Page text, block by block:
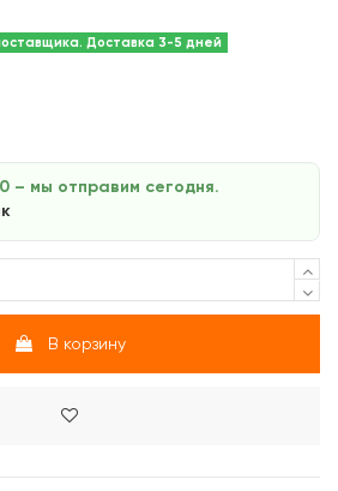
Доставка 3-5 дней
– мы отправим сегодня.
В корзину